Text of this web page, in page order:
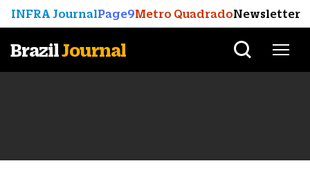
INFRA JournalPage9Metro QuadradoNewsletter
BrazilJournal